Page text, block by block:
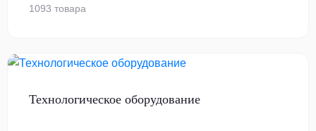
1093 товара
Технологическое оборудование